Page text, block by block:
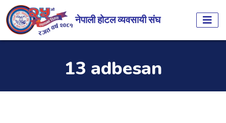
नेपाली होटल व्यवसायी संघ
13 adbesan